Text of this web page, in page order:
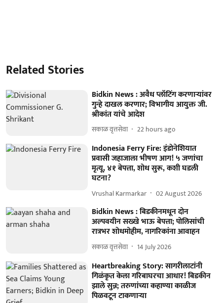
Related Stories
Bidkin News : अवैध प्लॉटिंग करणाऱ्यांवर
गुन्हे दाखल करणार; विभागीय आयुक्त जी.
श्रीकांत यांचे आदेश
सकाळ वृत्तसेवा 22 hours ago
Indonesia Ferry Fire: इंडोनेशियात
प्रवासी जहाजाला भीषण आग! ५ जणांचा
मृत्यू, ४१ बेपत्ता, शोध सुरू, कशी घडली
घटना?
Vrushal Karmarkar 02 August 2026
Bidkin News : बिडकीनमधून दोन
अल्पवयीन सख्खे भाऊ बेपत्ता; पोलिसांची
रात्रभर शोधमोहीम, नागरिकांना आवाहन
सकाळ वृत्तसेवा 14 July 2026
Heartbreaking Story: सागरीलाटांनी
गिळंकृत केला गरिबाघरचा आधार! बिडकीन
झाले सुन्न; तरुणांच्या कहाण्या काळीज
पिळवटून टाकणाऱ्या